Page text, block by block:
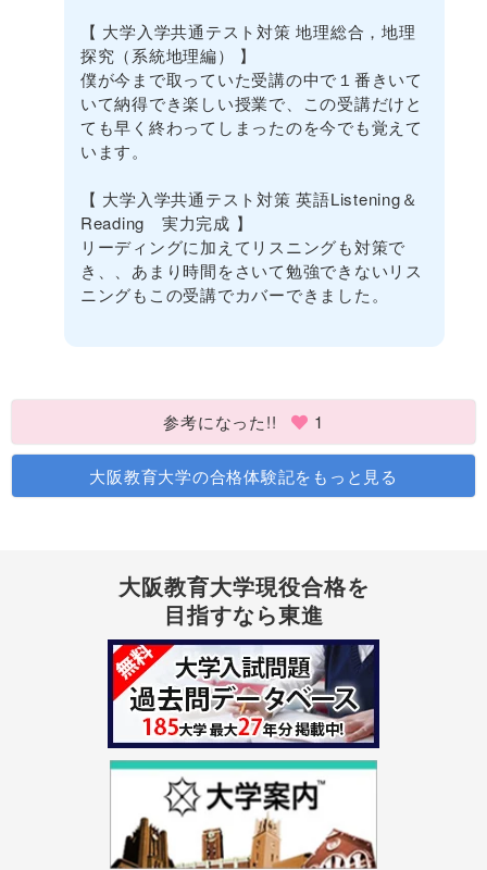
【 大学入学共通テスト対策 地理総合，地理
探究（系統地理編） 】
僕が今まで取っていた受講の中で１番きいて
いて納得でき楽しい授業で、この受講だけと
ても早く終わってしまったのを今でも覚えて
います。
【 大学入学共通テスト対策 英語Listening＆
Reading 実力完成 】
リーディングに加えてリスニングも対策で
き、、あまり時間をさいて勉強できないリス
ニングもこの受講でカバーできました。
参考になった!! 1
大阪教育大学の合格体験記をもっと見る
大阪教育大学現役合格を
目指すなら東進